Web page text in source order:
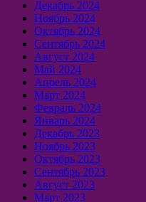
Декабрь 2024
Ноябрь 2024
Октябрь 2024
Сентябрь 2024
Август 2024
Май 2024
Апрель 2024
Март 2024
Февраль 2024
Январь 2024
Декабрь 2023
Ноябрь 2023
Октябрь 2023
Сентябрь 2023
Август 2023
Март 2023